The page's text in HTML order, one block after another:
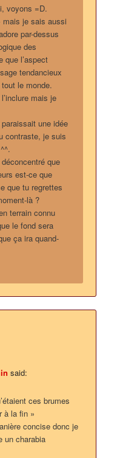
voyons =D.
mais je sais aussi
par-dessus
des
que l’aspect
tendancieux
le monde.
mais je
une idée
contraste, je suis
que
est-ce que
que tu regrettes
là ?
terrain connu
le fond sera
ça ira quand-
said:
ces brumes
à la fin »
concise donc je
un charabia